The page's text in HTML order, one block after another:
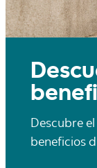
Descubre
beneficios